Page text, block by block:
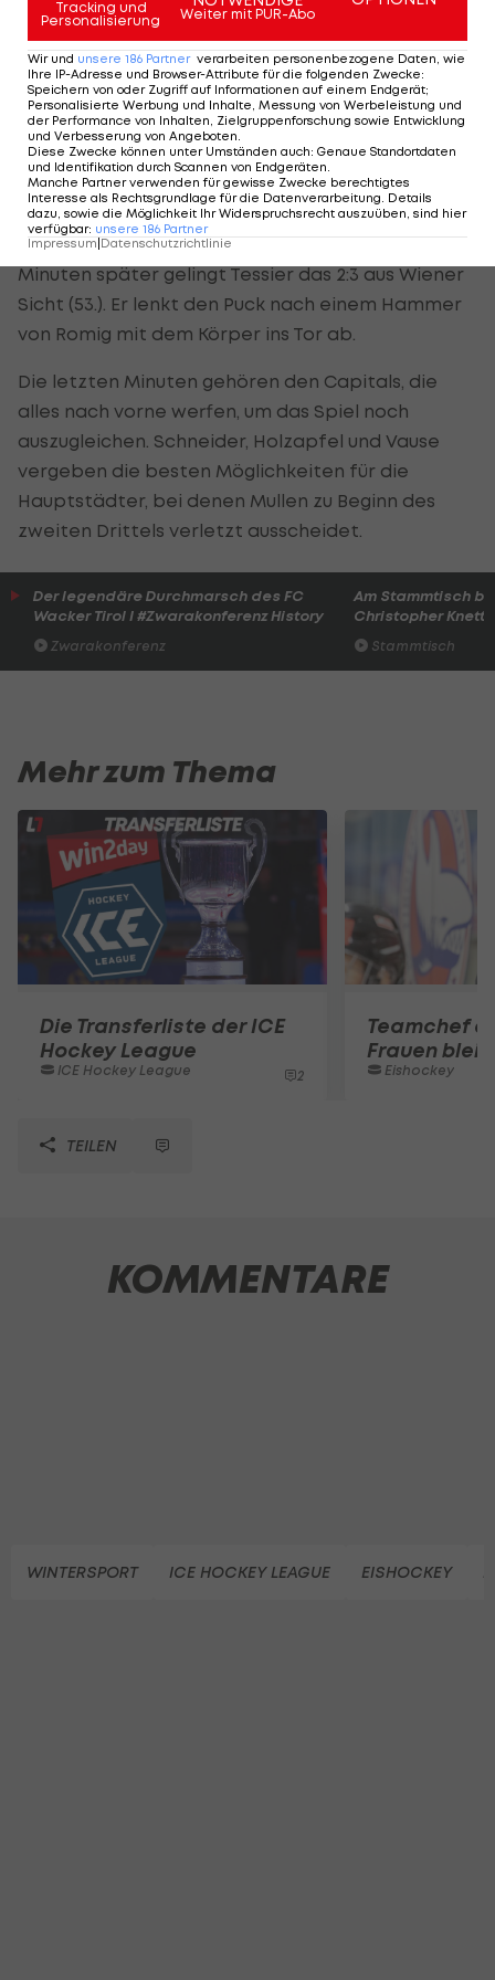
Torschützen in Überzahl: Diesmal bedient
Petersen Neal direkt vor dem Tor - 3:0 für den KAC
(37.).
Spannende Schlussphase
Im dritten Drittel schreiben die Wiener durch den
ersten Playoff-Treffer von Rotter an (50./PP), der
einen Distanzschuss von Olden abfälscht. Nur drei
Minuten später gelingt Tessier das 2:3 aus Wiener
Sicht (53.). Er lenkt den Puck nach einem Hammer
von Romig mit dem Körper ins Tor ab.
Die letzten Minuten gehören den Capitals, die
alles nach vorne werfen, um das Spiel noch
auszugleichen. Schneider, Holzapfel und Vause
vergeben die besten Möglichkeiten für die
Hauptstädter, bei denen Mullen zu Beginn des
zweiten Drittels verletzt ausscheidet.
Der legendäre Durchmarsch des FC
Wacker Tirol I #Zwarakonferenz History
Zwarakonferenz
Am Stammtisch
Christopher Knett
Stammtisch
Mehr zum Thema
Die Transferliste der ICE
Hockey League
ICE Hockey League 2
Teamchef
Frauen
Eishockey
TEILEN
KOMMENTARE
WINTERSPORT ICE HOCKEY LEAGUE EISHOCKEY
Tracking und
Personalisierung
Weiter mit PUR-Abo
Wir und unsere 186 Partner verarbeiten personenbezogene Daten, wie
Ihre IP-Adresse und Browser-Attribute für die folgenden Zwecke:
Speichern von oder Zugriff auf Informationen auf einem Endgerät;
Personalisierte Werbung und Inhalte, Messung von Werbeleistung und
der Performance von Inhalten, Zielgruppenforschung sowie Entwicklung
und Verbesserung von Angeboten.
Diese Zwecke können unter Umständen auch: Genaue Standortdaten
und Identifikation durch Scannen von Endgeräten.
Manche Partner verwenden für gewisse Zwecke berechtigtes
Interesse als Rechtsgrundlage für die Datenverarbeitung. Details
dazu, sowie die Möglichkeit Ihr Widerspruchsrecht auszuüben, sind hier
verfügbar: unsere 186 Partner
Impressum Datenschutzrichtlinie